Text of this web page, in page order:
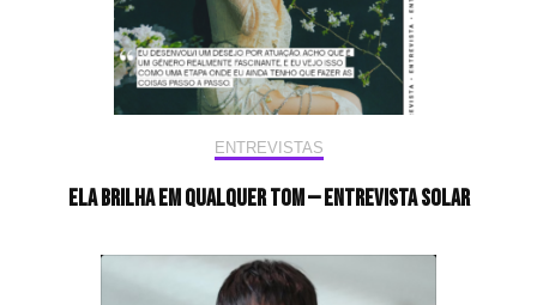
ENTREVISTAS
Ela brilha em qualquer tom — Entrevista Solar